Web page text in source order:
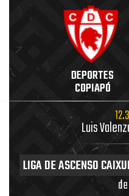
DEPORTES
COPIAPÓ
Luis
LIGA DE ASCENSO